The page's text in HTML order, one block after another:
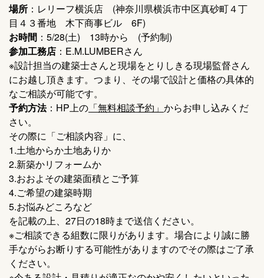
場所 ：レリーフ横浜店 (神奈川県横浜市中区真砂町４丁
目４３番地 木下商事ビル 6F)
お時間 ：5/28(土) 13時から (予約制)
参加工務店 ：E.M.LUMBERさん
※設計担当の建築士さんと現場をとりしきる現場監督さん
にお越し頂きます。つまり、その場で設計と価格の具体的
なご相談が可能です。
予約方法：HP上の 「無料相談予約」 からお申し込みくだ
さい。
その際に「ご相談内容」に、
1.土地からか土地ありか
2.新築かリフォームか
3.おおよその建築面積とご予算
4.ご希望の建築時期
5.お悩みどころなど
を記載の上、27日の18時まで送信ください。
※ご相談できる組数に限りがあります。場合により誠に勝
手ながらお断りする可能性がありますのでその際はご了承
ください。